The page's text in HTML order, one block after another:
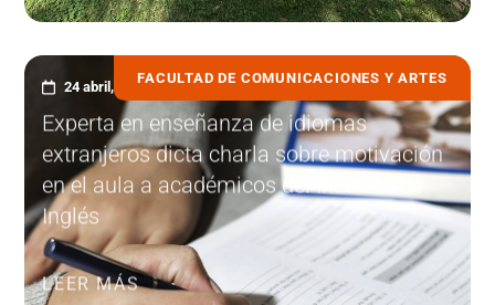
FACULTAD DE COMUNICACIONES Y ARTES
24 abril, 2023
Experta en enseñanza de idiomas
extranjeros dicta charla sobre motivación
en el aula a académicos del Instituto de
Inglés
LEER MÁS